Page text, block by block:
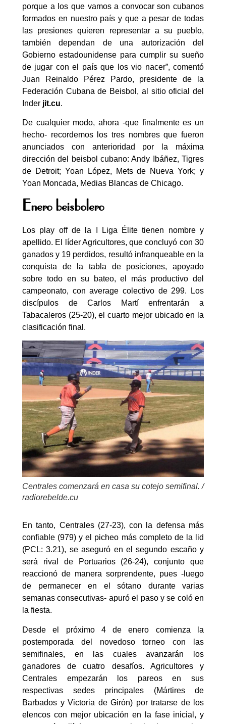
porque a los que vamos a convocar son cubanos
formados en nuestro país y que a pesar de todas
las presiones quieren representar a su pueblo,
también dependan de una autorización del
Gobierno estadounidense para cumplir su sueño
de jugar con el país que los vio nacer”, comentó
Juan Reinaldo Pérez Pardo, presidente de la
Federación Cubana de Beisbol, al sitio oficial del
Inder jit.cu.
De cualquier modo, ahora -que finalmente es un
hecho- recordemos los tres nombres que fueron
anunciados con anterioridad por la máxima
dirección del beisbol cubano: Andy Ibáñez, Tigres
de Detroit; Yoan López, Mets de Nueva York; y
Yoan Moncada, Medias Blancas de Chicago.
Enero beisbolero
Los play off de la I Liga Élite tienen nombre y
apellido. El líder Agricultores, que concluyó con 30
ganados y 19 perdidos, resultó infranqueable en la
conquista de la tabla de posiciones, apoyado
sobre todo en su bateo, el más productivo del
campeonato, con average colectivo de 299. Los
discípulos de Carlos Martí enfrentarán a
Tabacaleros (25-20), el cuarto mejor ubicado en la
clasificación final.
Centrales comenzará en casa su cotejo semifinal. /
radiorebelde.cu
En tanto, Centrales (27-23), con la defensa más
confiable (979) y el picheo más completo de la lid
(PCL: 3.21), se aseguró en el segundo escaño y
será rival de Portuarios (26-24), conjunto que
reaccionó de manera sorprendente, pues -luego
de permanecer en el sótano durante varias
semanas consecutivas- apuró el paso y se coló en
la fiesta.
Desde el próximo 4 de enero comienza la
postemporada del novedoso torneo con las
semifinales, en las cuales avanzarán los
ganadores de cuatro desafíos. Agricultores y
Centrales empezarán los pareos en sus
respectivas sedes principales (Mártires de
Barbados y Victoria de Girón) por tratarse de los
elencos con mejor ubicación en la fase inicial, y